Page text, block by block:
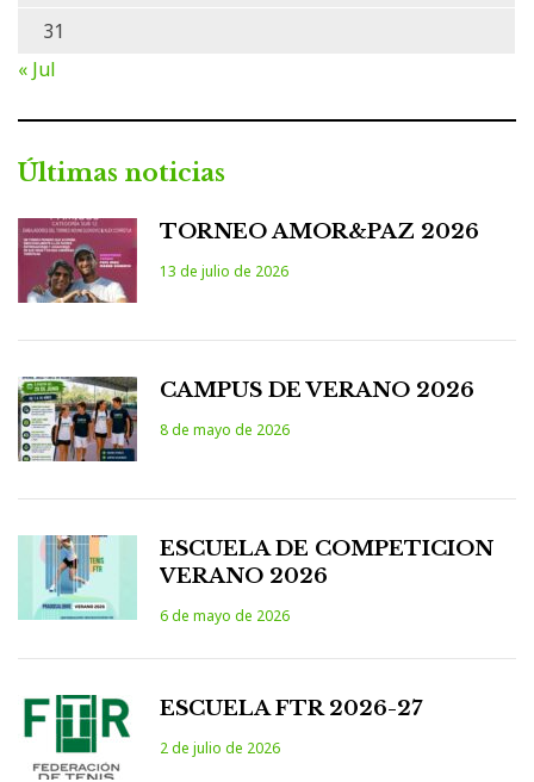
31
« Jul
Últimas noticias
TORNEO AMOR&PAZ 2026
13 de julio de 2026
CAMPUS DE VERANO 2026
8 de mayo de 2026
ESCUELA DE COMPETICION
VERANO 2026
6 de mayo de 2026
ESCUELA FTR 2026-27
2 de julio de 2026